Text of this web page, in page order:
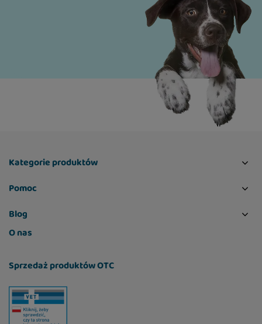
Kategorie produktów
Pomoc
Blog
O nas
Sprzedaż produktów OTC